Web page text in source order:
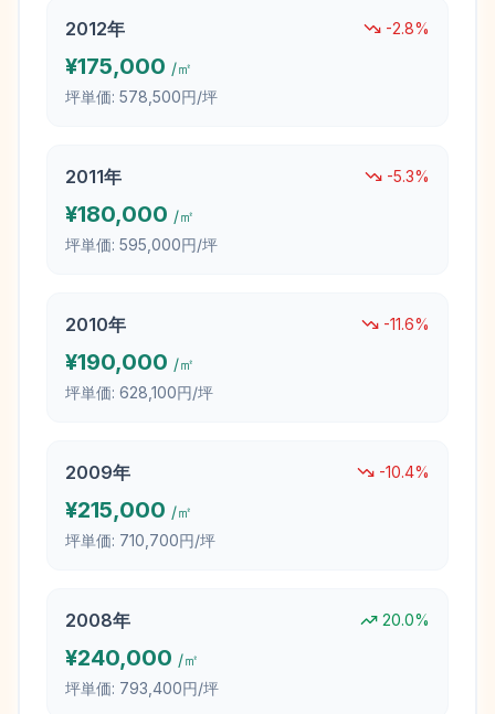
2012年 -2.8%
¥175,000 /㎡
坪単価: 578,500円/坪
2011年 -5.3%
¥180,000 /㎡
坪単価: 595,000円/坪
2010年 -11.6%
¥190,000 /㎡
坪単価: 628,100円/坪
2009年 -10.4%
¥215,000 /㎡
坪単価: 710,700円/坪
2008年 20.0%
¥240,000 /㎡
坪単価: 793,400円/坪